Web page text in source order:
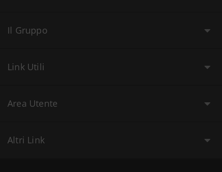
Il Gruppo
Link Utili
Area Utente
Altri Link